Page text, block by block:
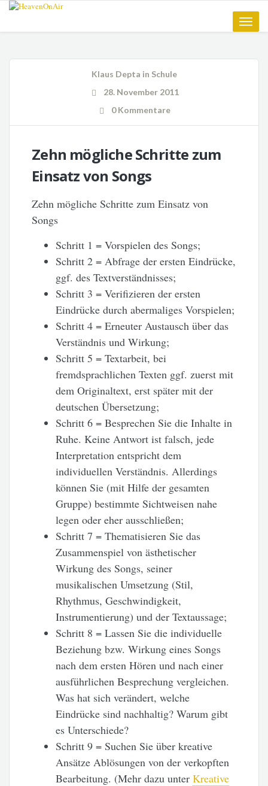
Toggle
Klaus Depta in Schule
28. November 2011
0 Kommentare
Zehn mögliche Schritte zum
Einsatz von Songs
Zehn mögliche Schritte zum Einsatz von
Songs
Schritt 1 = Vorspielen des Songs;
Schritt 2 = Abfrage der ersten Eindrücke,
ggf. des Textverständnisses;
Schritt 3 = Verifizieren der ersten
Eindrücke durch abermaliges Vorspielen;
Schritt 4 = Erneuter Austausch über das
Verständnis und Wirkung;
Schritt 5 = Textarbeit, bei
fremdsprachlichen Texten ggf. zuerst mit
dem Originaltext, erst später mit der
deutschen Übersetzung;
Schritt 6 = Besprechen Sie die Inhalte in
Ruhe. Keine Antwort ist falsch, jede
Interpretation entspricht dem
individuellen Verständnis. Allerdings
können Sie (mit Hilfe der gesamten
Gruppe) bestimmte Sichtweisen nahe
legen oder eher ausschließen;
Schritt 7 = Thematisieren Sie das
Zusammenspiel von ästhetischer
Wirkung des Songs, seiner
musikalischen Umsetzung (Stil,
Rhythmus, Geschwindigkeit,
Instrumentierung) und der Textaussage;
Schritt 8 = Lassen Sie die individuelle
Beziehung bzw. Wirkung eines Songs
nach dem ersten Hören und nach einer
ausführlichen Besprechung vergleichen.
Was hat sich verändert, welche
Eindrücke sind nachhaltig? Warum gibt
es Unterschiede?
Schritt 9 = Suchen Sie über kreative
Ansätze Ablösungen von der verkopften
Bearbeitung. (Mehr dazu unterKreative